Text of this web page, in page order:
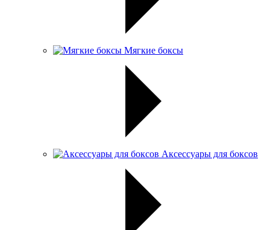
Мягкие боксы
Аксессуары для боксов